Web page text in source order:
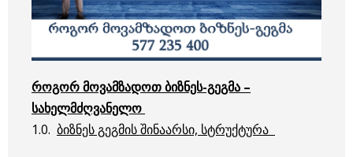
როგორ მოვამზადოთ ბიზნეს-გეგმა –
სახელმძღვანელო
1.0. ბიზნეს გეგმის შინაარსი, სტრუქტურა